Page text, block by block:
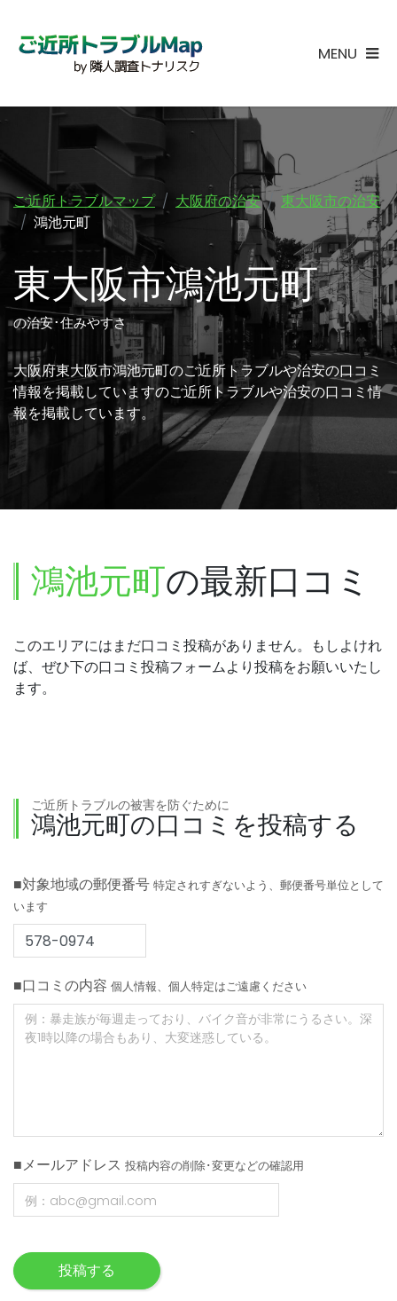
MENU
ご近所トラブルマップ 大阪府の治安
東大阪市の治安
鴻池元町
東大阪市鴻池元町
の治安･住みやすさ
大阪府東大阪市鴻池元町のご近所トラブルや治安の口コミ
情報を掲載していますのご近所トラブルや治安の口コミ情
報を掲載しています。
鴻池元町の最新口コミ
このエリアにはまだ口コミ投稿がありません。もしよけれ
ば、ぜひ下の口コミ投稿フォームより投稿をお願いいたし
ます。
ご近所トラブルの被害を防ぐために
鴻池元町の口コミを投稿する
■対象地域の郵便番号 特定されすぎないよう、郵便番号単位として
います
■口コミの内容 個人情報、個人特定はご遠慮ください
■メールアドレス 投稿内容の削除･変更などの確認用
投稿する